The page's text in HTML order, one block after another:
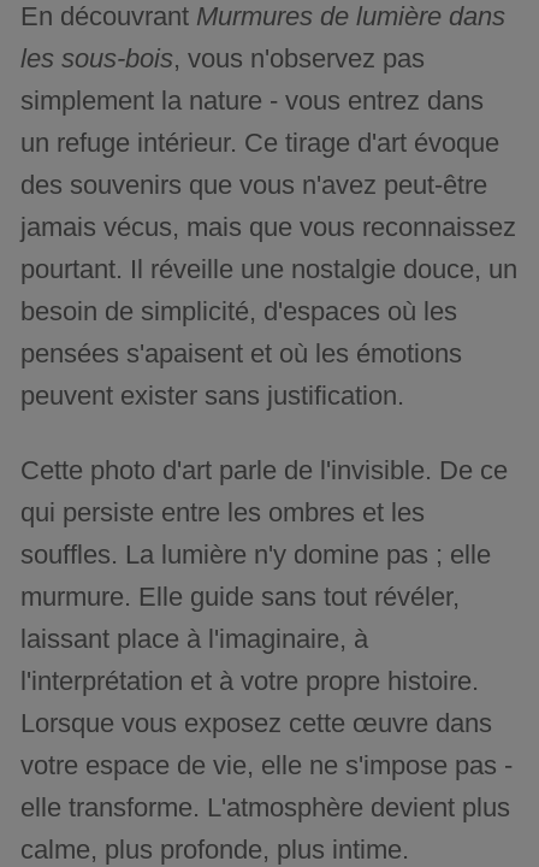
En découvrant Murmures de lumière dans
les sous-bois, vous n'observez pas
simplement la nature - vous entrez dans
un refuge intérieur. Ce tirage d'art évoque
des souvenirs que vous n'avez peut-être
jamais vécus, mais que vous reconnaissez
pourtant. Il réveille une nostalgie douce, un
besoin de simplicité, d'espaces où les
pensées s'apaisent et où les émotions
peuvent exister sans justification.
Cette photo d'art parle de l'invisible. De ce
qui persiste entre les ombres et les
souffles. La lumière n'y domine pas ; elle
murmure. Elle guide sans tout révéler,
laissant place à l'imaginaire, à
l'interprétation et à votre propre histoire.
Lorsque vous exposez cette œuvre dans
votre espace de vie, elle ne s'impose pas -
elle transforme. L'atmosphère devient plus
calme, plus profonde, plus intime.